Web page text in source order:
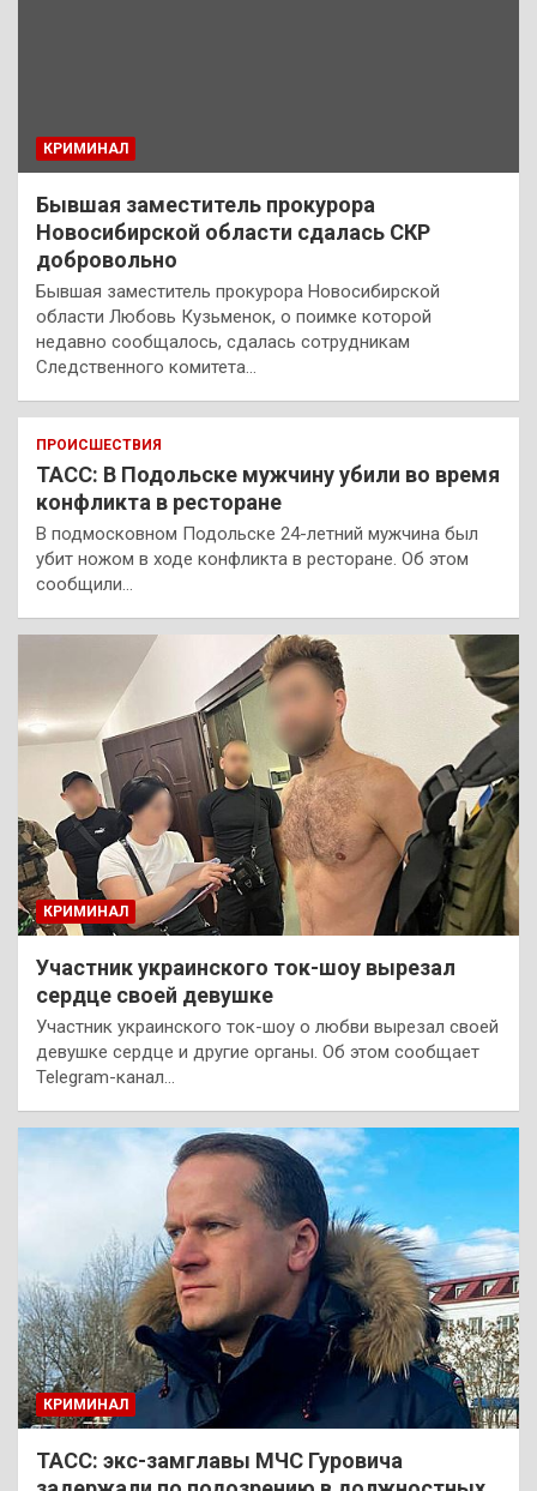
КРИМИНАЛ
Бывшая заместитель прокурора
Новосибирской области сдалась СКР
добровольно
Бывшая заместитель прокурора Новосибирской
области Любовь Кузьменок, о поимке которой
недавно сообщалось, сдалась сотрудникам
Следственного комитета…
ПРОИСШЕСТВИЯ
ТАСС: В Подольске мужчину убили во время
конфликта в ресторане
В подмосковном Подольске 24-летний мужчина был
убит ножом в ходе конфликта в ресторане. Об этом
сообщили…
КРИМИНАЛ
Участник украинского ток-шоу вырезал
сердце своей девушке
Участник украинского ток-шоу о любви вырезал своей
девушке сердце и другие органы. Об этом сообщает
Telegram-канал…
КРИМИНАЛ
ТАСС: экс-замглавы МЧС Гуровича